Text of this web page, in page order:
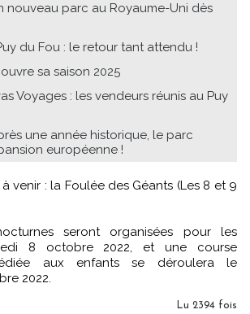
nouveau parc au Royaume-Uni dès
du Fou : le retour tant attendu !
sa saison 2025
Voyages : les vendeurs réunis au Puy
une année historique, le parc
européenne !
seront organisées pour les
8 octobre 2022, et une course
aux enfants se déroulera le
2022.
Lu 2394 fois